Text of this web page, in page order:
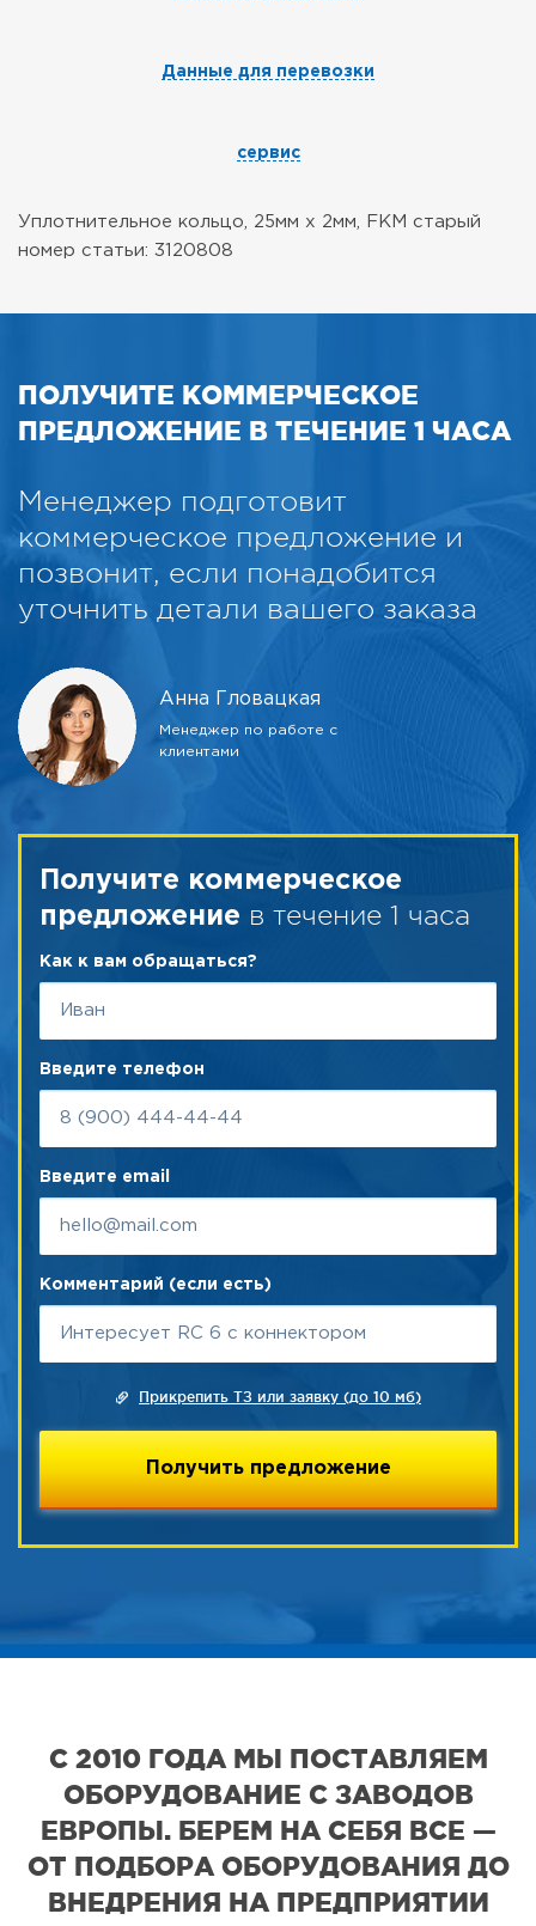
Данные для перевозки
сервис
Уплотнительное кольцо, 25мм х 2мм, FKM старый
номер статьи: 3120808
ПОЛУЧИТЕ КОММЕРЧЕСКОЕ
ПРЕДЛОЖЕНИЕ В ТЕЧЕНИЕ 1 ЧАСА
Менеджер подготовит
коммерческое предложение и
позвонит, если понадобится
уточнить детали вашего заказа
Анна Гловацкая
Менеджер по работе с
клиентами
Получите коммерческое
предложение в течение 1 часа
Как к вам обращаться?
Введите телефон
Введите email
Комментарий (если есть)
Прикрепить ТЗ или заявку (до 10 мб)
С 2010 ГОДА МЫ ПОСТАВЛЯЕМ
ОБОРУДОВАНИЕ С ЗАВОДОВ
ЕВРОПЫ. БЕРЕМ НА СЕБЯ ВСЕ —
ОТ ПОДБОРА ОБОРУДОВАНИЯ ДО
ВНЕДРЕНИЯ НА ПРЕДПРИЯТИИ